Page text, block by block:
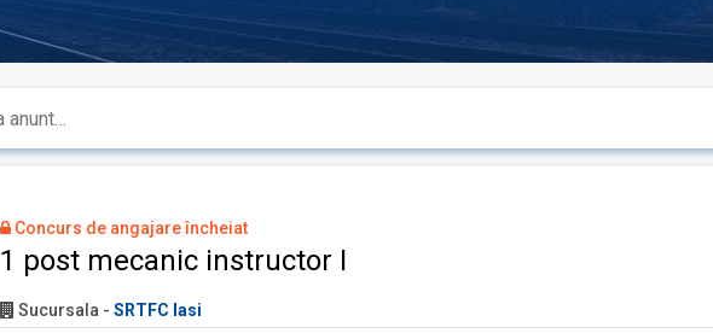
Concurs de angajare încheiat
1 post mecanic instructor I
Sucursala - SRTFC Iasi